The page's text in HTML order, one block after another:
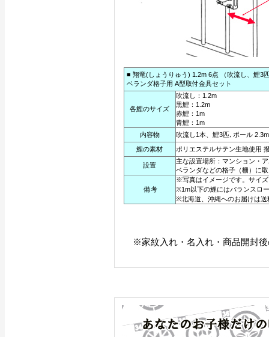
■ 翔竜(しょうりゅう) 1.2m 6点 （吹流し、鯉3
ベランダ格子用 A型取付金具セット
各鯉のサイズ
吹流し：1.2m
黒鯉：1.2m
赤鯉：1m
青鯉：1m
内容物
吹流し1本、鯉3匹､ポール 2.3m
鯉の素材
ポリエステルサテン生地使用
設置
主な設置場所：マンション・
ベランダなどの格子（柵）に
備考
※写真はイメージです。サイ
※1m以下の鯉にはバランスロ
※北海道、沖縄へのお届けは
※家紋入れ・名入れ・商品開封